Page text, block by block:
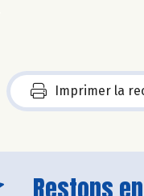
Imprimer la